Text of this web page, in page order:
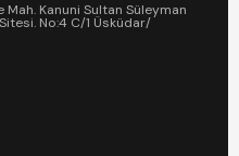
Mah. Kanuni Sultan Süleyman
No:4 C/1 Üsküdar/